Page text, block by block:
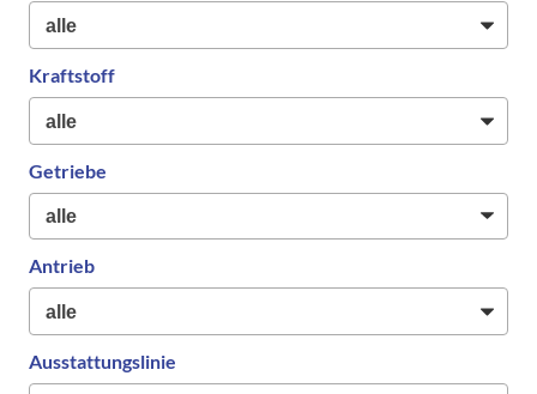
Kraftstoff
Getriebe
Antrieb
Ausstattungslinie